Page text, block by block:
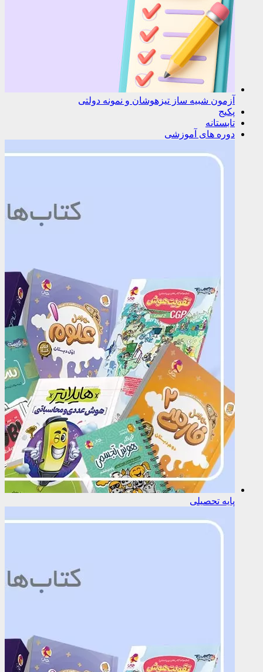
آزمون شبیه ساز تیزهوشان و نمونه دولتی
پکیج
تابستانه
دوره های آموزشی
پایه تحصیلی